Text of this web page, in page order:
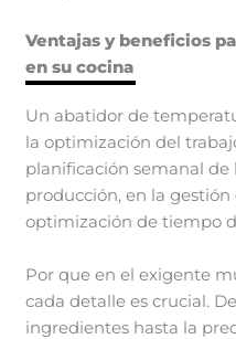
Ventajas y beneficios
en su cocina
Un abatidor de
la optimización del
planificación semanal de
producción, en la gestión
optimización de tiempo
Por que en el exigente
cada detalle es crucial.
ingredientes hasta la